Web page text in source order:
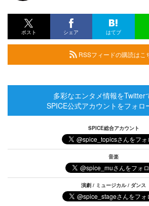
ポスト シェア はてブ
RSSフィードの購読はこ
多彩なエンタメ情報をTwitter
SPICE公式アカウントをフォロ
SPICE総合アカウント
音楽
演劇 / ミュージカル / ダンス